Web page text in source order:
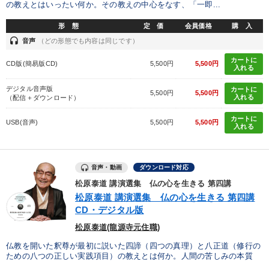
【最新刊】時代を超える経営150の言葉＋社長のスピーチ・話材
集２タイトル
歴史・古典に学ぶ実務講話
2025年夏季全国経営者セミナー収録講演ＣＤ・講演ＤＶＤ・デジ
目的別
経営を改善したい 業績を伸ばしたい 財務・数字力の向上
財務・数字力の向上 販売力を強化したい
発想力を磨きたい
の教えとはいったい何か。その教えの中心をなす、「一即...
形 態 定 価 会員価格 購 入
headset 音声 （どの形態でも内容は同じです）
CD版(簡易版CD) 5,500円 5,500円
カートに
入れる
デジタル音声版
（配信＋ダウンロード）
5,500円 5,500円
カートに
入れる
USB(音声) 5,500円 5,500円
カートに
入れる
音声・動画 ダウンロード対応
松原泰道 講演選集 仏の心を生きる 第四講
松原泰道 講演選集 仏の心を生きる 第四講
CD・デジタル版
松原泰道(龍源寺元住職)
仏教を開いた釈尊が最初に説いた四諦（四つの真理）と八正道（修行の
ための八つの正しい実践項目）の教えとは何か。人間の苦しみの本質